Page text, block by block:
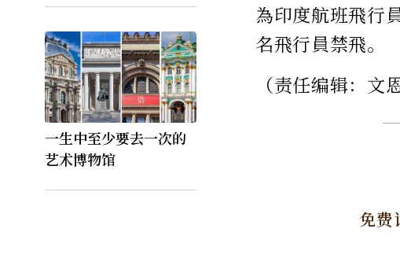
一生中至少要去一次的
艺术博物馆
為印度航班飛行
名飛行員禁飛。
（责任编辑：文恩
免费